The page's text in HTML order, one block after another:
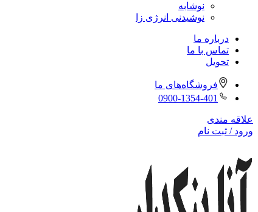
نوشابه
نوشیدنی انرژی زا
درباره ما
تماس با ما
تحویل
فروشگاه‌های ما
0900-1354-401
علاقه مندی
ورود / ثبت نام